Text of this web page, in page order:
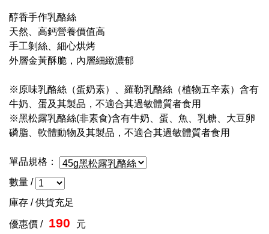
醇香手作乳酪絲
天然、高鈣營養價值高
手工剝絲、細心烘烤
外層金黃酥脆，內層細緻濃郁
※原味乳酪絲（蛋奶素）、羅勒乳酪絲（植物五辛素）含有
牛奶、蛋及其製品，不適合其過敏體質者食用
※黑松露乳酪絲(非素食)含有牛奶、蛋、魚、乳糖、大豆卵
磷脂、軟體動物及其製品，不適合其過敏體質者食用
單品規格：
數量 /
庫存 /供貨充足
優惠價 / 190 元